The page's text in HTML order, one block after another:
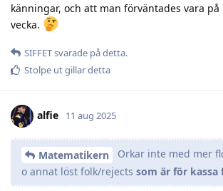
känningar, och att man förväntades vara på
vecka.
SIFFETsvarade på detta.
Stolpe utgillar detta
alfie 11 aug 2025
Matematikern
Orkar inte med mer
o annat löst folk/rejects som är för kassa